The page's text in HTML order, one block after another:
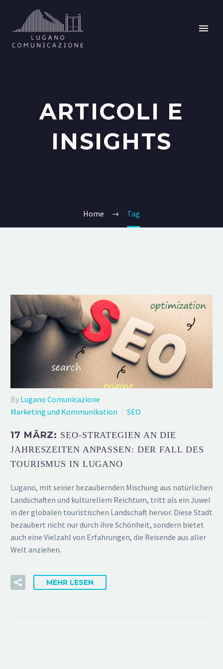
ARTICOLI E
INSIGHTS
Home Tag
By Lugano Comunicazione
Marketing und Kommunikation
SEO
17 MÄRZ: SEO-STRATEGIEN AN DIE
JAHRESZEITEN ANPASSEN: DER FALL DES
TOURISMUS IN LUGANO
Lugano, mit seiner bezaubernden Mischung aus natürlichen
Landschaften und kulturellem Reichtum, tritt als ein Juwel
in der globalen touristischen Landschaft hervor. Diese Stadt
bezaubert nicht nur durch ihre Schönheit, sondern bietet
auch eine Vielzahl von Erfahrungen, die Reisende aus aller
Welt anziehen.
MEHR LESEN